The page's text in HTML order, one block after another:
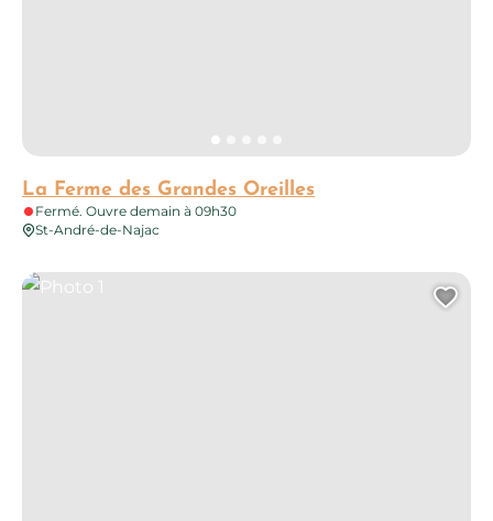
La Ferme des Grandes Oreilles
Fermé. Ouvre demain à 09h30
St-André-de-Najac
Photo 1